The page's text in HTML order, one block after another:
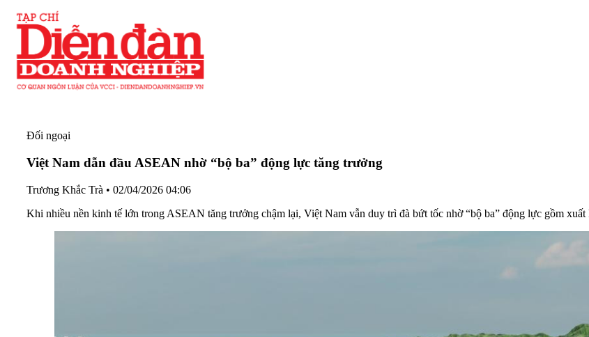
Đối ngoại
Việt Nam dẫn đầu ASEAN nhờ “bộ ba” động lực tăng trưởng
Trương Khắc Trà • 02/04/2026 04:06
Khi nhiều nền kinh tế lớn trong ASEAN tăng trưởng chậm lại, Việt Nam vẫn duy trì đà bứt tốc nhờ “bộ ba” động lực gồm